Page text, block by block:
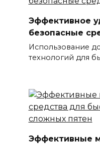
Эффективное
безопасные
Использование
технологий для
Эффективные